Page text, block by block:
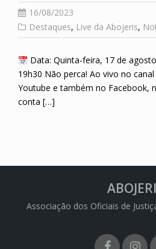
16/08/2023
Destaques, Live da Abojeris,
Data: Quinta-feira, 17 de
19h30 Não perca! Ao vivo no canal
Youtube e também no Facebook,
conta […]
Associação dos Oficiais de